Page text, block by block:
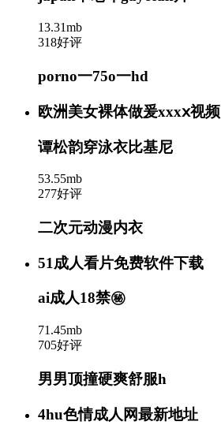
13.31mb
318好评
porno一75o一hd
欧洲美女裸体做爰xxxⅹ视频
谭松韵穿泳衣比基尼
53.55mb
277好评
二次元动漫内衣
51成人看片免费软件下载
ai成人18禁㊙️
71.45mb
705好评
男男顶撞硬爽舒服h
4hu色情成人网最新地址